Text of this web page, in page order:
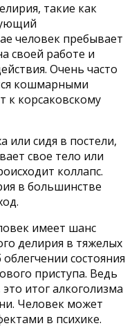
такие как
человек пребывает
своей работе и
Очень часто
кошмарными
к корсаковскому
или сидя в постели,
свое тело или
коллапс.
в большинстве
имеет шанс
делирия в тяжелых
состояния
приступа. Ведь
итог алкоголизма
Человек может
в психике.